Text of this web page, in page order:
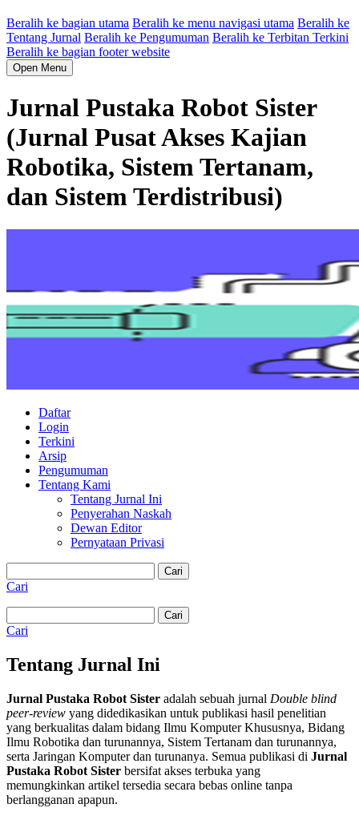
Beralih ke bagian utama Beralih ke menu navigasi utama Beralih ke
Tentang Jurnal Beralih ke Pengumuman Beralih ke Terbitan Terkini
Beralih ke bagian footer website
Open Menu
Jurnal Pustaka Robot Sister
(Jurnal Pusat Akses Kajian
Robotika, Sistem Tertanam,
dan Sistem Terdistribusi)
Daftar
Login
Terkini
Arsip
Pengumuman
Tentang Kami
Tentang Jurnal Ini
Penyerahan Naskah
Dewan Editor
Pernyataan Privasi
Cari
Cari
Cari
Cari
Tentang Jurnal Ini
Jurnal Pustaka Robot Sister adalah sebuah jurnal Double blind
peer-review yang didedikasikan untuk publikasi hasil penelitian
yang berkualitas dalam bidang Ilmu Komputer Khususnya, Bidang
Ilmu Robotika dan turunannya, Sistem Tertanam dan turunannya,
serta Jaringan Komputer dan turunanya. Semua publikasi di Jurnal
Pustaka Robot Sister bersifat akses terbuka yang
memungkinkan artikel tersedia secara bebas online tanpa
berlangganan apapun.